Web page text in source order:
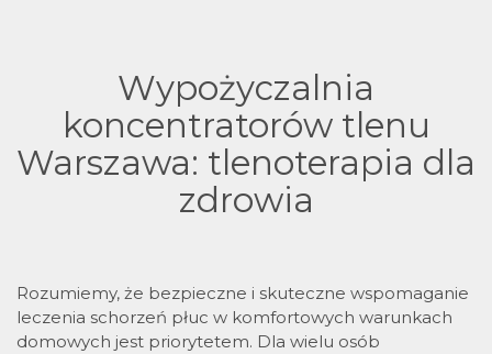
Wypożyczalnia
koncentratorów tlenu
Warszawa: tlenoterapia dla
zdrowia
Rozumiemy, że bezpieczne i skuteczne wspomaganie
leczenia schorzeń płuc w komfortowych warunkach
domowych jest priorytetem. Dla wielu osób